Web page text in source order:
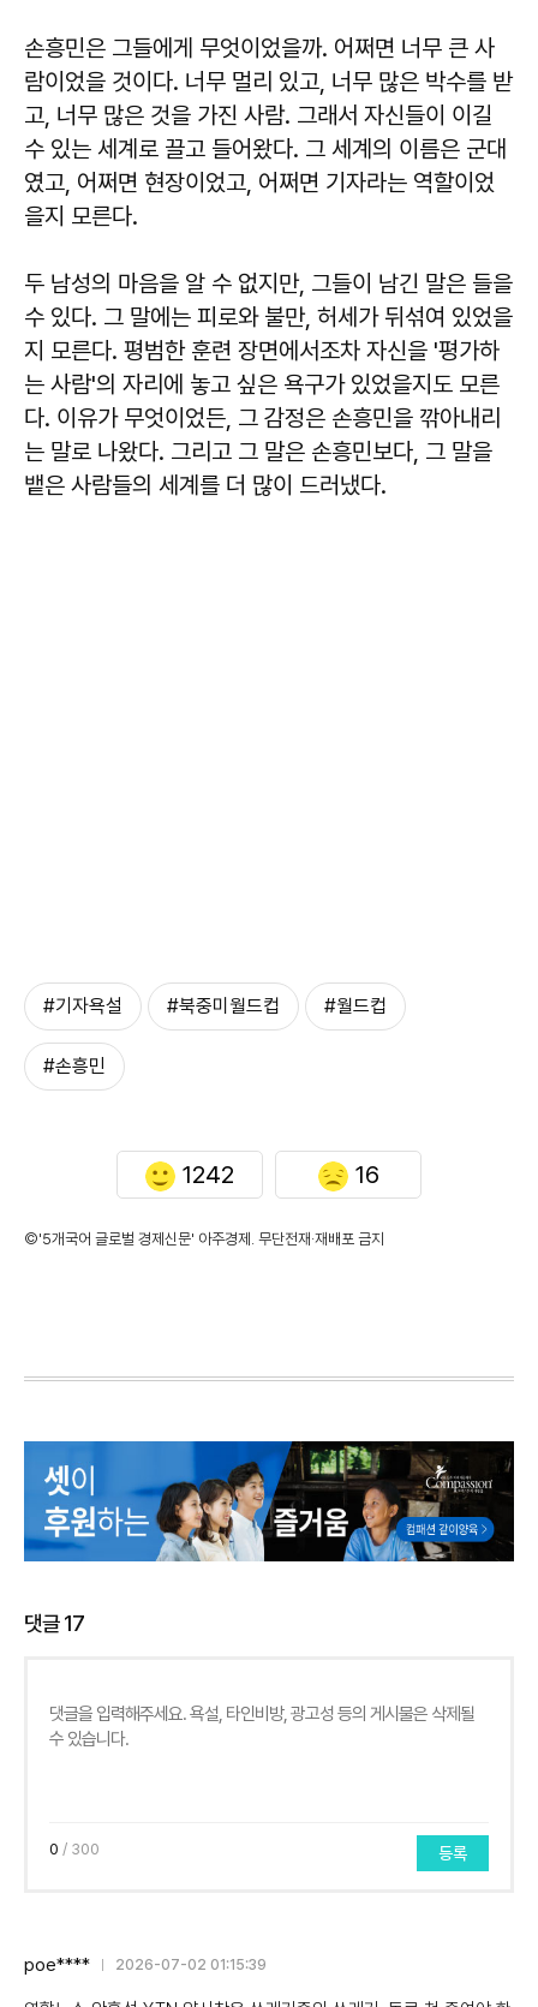
손흥민은 그들에게 무엇이었을까. 어쩌면 너무 큰 사
람이었을 것이다. 너무 멀리 있고, 너무 많은 박수를 받
고, 너무 많은 것을 가진 사람. 그래서 자신들이 이길
수 있는 세계로 끌고 들어왔다. 그 세계의 이름은 군대
였고, 어쩌면 현장이었고, 어쩌면 기자라는 역할이었
을지 모른다.
두 남성의 마음을 알 수 없지만, 그들이 남긴 말은 들을
수 있다. 그 말에는 피로와 불만, 허세가 뒤섞여 있었을
지 모른다. 평범한 훈련 장면에서조차 자신을 '평가하
는 사람'의 자리에 놓고 싶은 욕구가 있었을지도 모른
다. 이유가 무엇이었든, 그 감정은 손흥민을 깎아내리
는 말로 나왔다. 그리고 그 말은 손흥민보다, 그 말을
뱉은 사람들의 세계를 더 많이 드러냈다.
#기자욕설 #북중미월드컵 #월드컵
#손흥민
1242 16
©'5개국어 글로벌 경제신문' 아주경제. 무단전재·재배포 금지
댓글17
0 / 300 등록
poe**** 2026-07-02 01:15:39